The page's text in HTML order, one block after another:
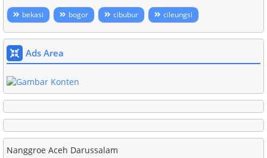
bekasi bogor cibubur cileungsi
Ads Area
Nanggroe Aceh Darussalam